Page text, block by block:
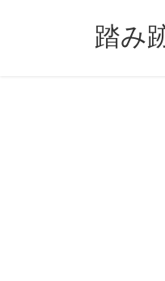
踏み